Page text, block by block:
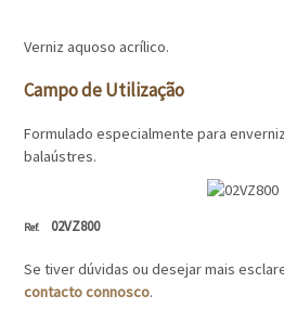
Verniz aquoso acrílico.
Campo de Utilização
Formulado especialmente para
balaústres.
02VZ800
Se tiver dúvidas ou desejar mais
contacto connosco.